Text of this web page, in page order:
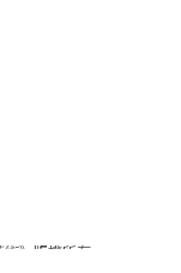
術》版權所有